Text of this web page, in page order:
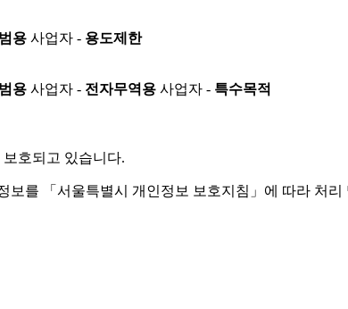
범용 사업자 - 용도제한
범용 사업자 - 전자무역용 사업자 - 특수목적
보호되고 있습니다.
를 「서울특별시 개인정보 보호지침」에 따라 처리